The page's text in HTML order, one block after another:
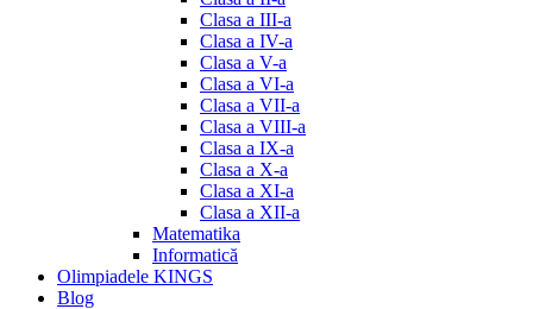
Clasa a III-a
Clasa a IV-a
Clasa a V-a
Clasa a VI-a
Clasa a VII-a
Clasa a VIII-a
Clasa a IX-a
Clasa a X-a
Clasa a XI-a
Clasa a XII-a
Matematika
Informatică
Olimpiadele KINGS
Blog